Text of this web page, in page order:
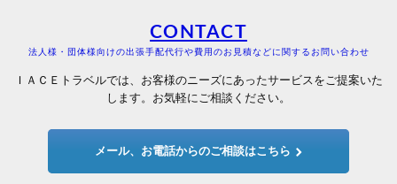
CONTACT
法人様・団体様向けの出張手配代行や費用のお見積などに関するお問い合わせ
ＩＡＣＥトラベルでは、お客様のニーズにあったサービスをご提案いた
します。お気軽にご相談ください。
メール、お電話からのご相談はこちら